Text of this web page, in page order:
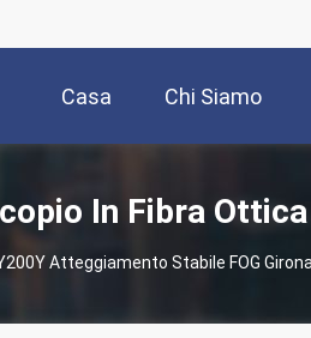
Casa Chi Siamo
In Fibra
Atteggiamento Stabile FOG